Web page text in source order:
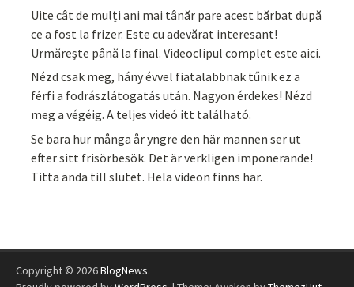
Uite cât de mulți ani mai tânăr pare acest bărbat după
ce a fost la frizer. Este cu adevărat interesant!
Urmărește până la final. Videoclipul complet este aici.
Nézd csak meg, hány évvel fiatalabbnak tűnik ez a
férfi a fodrászlátogatás után. Nagyon érdekes! Nézd
meg a végéig. A teljes videó itt található.
Se bara hur många år yngre den här mannen ser ut
efter sitt frisörbesök. Det är verkligen imponerande!
Titta ända till slutet. Hela videon finns här.
Copyright © 2026BlogNews.